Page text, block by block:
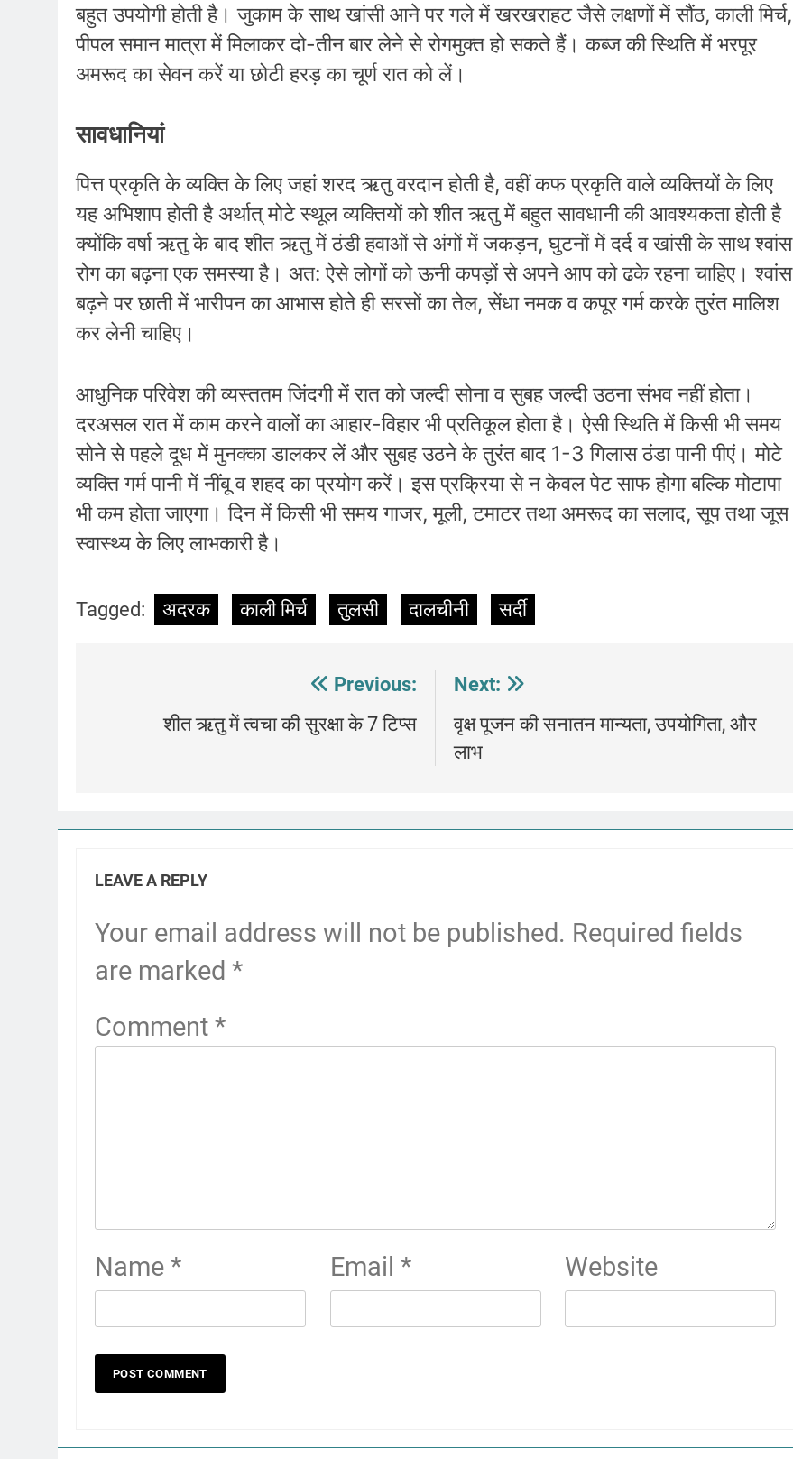
बहुत उपयोगी होती है। जुकाम के साथ खांसी आने पर गले में खरखराहट जैसे लक्षणों में सौंठ, काली मिर्च,
पीपल समान मात्रा में मिलाकर दो-तीन बार लेने से रोगमुक्त हो सकते हैं। कब्ज की स्थिति में भरपूर
अमरूद का सेवन करें या छोटी हरड़ का चूर्ण रात को लें।
सावधानियां
पित्त प्रकृति के व्यक्ति के लिए जहां शरद ऋतु वरदान होती है, वहीं कफ प्रकृति वाले व्यक्तियों के लिए
यह अभिशाप होती है अर्थात् मोटे स्थूल व्यक्तियों को शीत ऋतु में बहुत सावधानी की आवश्यकता होती है
क्योंकि वर्षा ऋतु के बाद शीत ऋतु में ठंडी हवाओं से अंगों में जकड़न, घुटनों में दर्द व खांसी के साथ श्वांस
रोग का बढ़ना एक समस्या है। अत: ऐसे लोगों को ऊनी कपड़ों से अपने आप को ढके रहना चाहिए। श्वांस
बढ़ने पर छाती में भारीपन का आभास होते ही सरसों का तेल, सेंधा नमक व कपूर गर्म करके तुरंत मालिश
कर लेनी चाहिए।
आधुनिक परिवेश की व्यस्ततम जिंदगी में रात को जल्दी सोना व सुबह जल्दी उठना संभव नहीं होता।
दरअसल रात में काम करने वालों का आहार-विहार भी प्रतिकूल होता है। ऐसी स्थिति में किसी भी समय
सोने से पहले दूध में मुनक्का डालकर लें और सुबह उठने के तुरंत बाद 1-3 गिलास ठंडा पानी पीएं। मोटे
व्यक्ति गर्म पानी में नींबू व शहद का प्रयोग करें। इस प्रक्रिया से न केवल पेट साफ होगा बल्कि मोटापा
भी कम होता जाएगा। दिन में किसी भी समय गाजर, मूली, टमाटर तथा अमरूद का सलाद, सूप तथा जूस
स्वास्थ्य के लिए लाभकारी है।
Tagged: अदरक काली मिर्च तुलसी दालचीनी सर्दी
navigation
Previous:
शीत ऋतु में त्वचा की सुरक्षा के 7 टिप्स
Next:
वृक्ष पूजन की सनातन मान्यता, उपयोगिता, और
लाभ
LEAVE A REPLY
Your email address will not be published. Required fields
are marked *
Comment *
Name * Email * Website